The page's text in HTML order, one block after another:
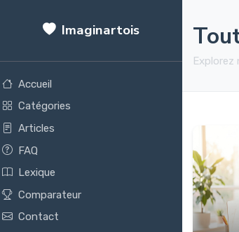
Imaginartois
Accueil
Catégories
Articles
FAQ
Lexique
Comparateur
Contact